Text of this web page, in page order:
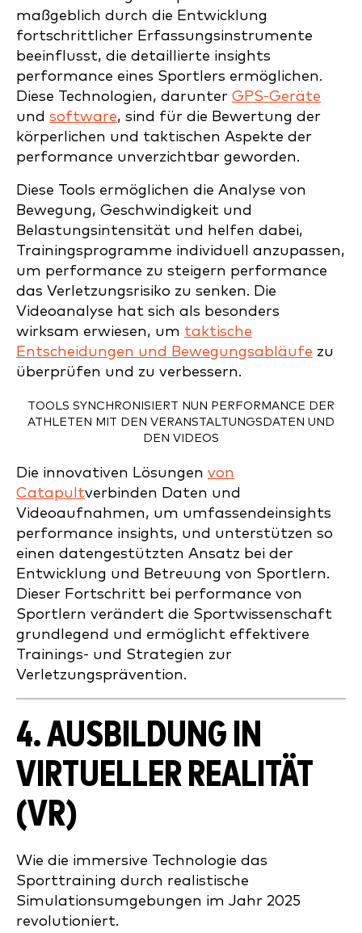
maßgeblich durch die Entwicklung
fortschrittlicher Erfassungsinstrumente
beeinflusst, die detaillierte insights
performance eines Sportlers ermöglichen.
Diese Technologien, darunter GPS-Geräte
und software, sind für die Bewertung der
körperlichen und taktischen Aspekte der
performance unverzichtbar geworden.
Diese Tools ermöglichen die Analyse von
Bewegung, Geschwindigkeit und
Belastungsintensität und helfen dabei,
Trainingsprogramme individuell anzupassen,
um performance zu steigern performance
das Verletzungsrisiko zu senken. Die
Videoanalyse hat sich als besonders
wirksam erwiesen, um taktische
Entscheidungen und Bewegungsabläufe zu
überprüfen und zu verbessern.
TOOLS SYNCHRONISIERT NUN PERFORMANCE DER
ATHLETEN MIT DEN VERANSTALTUNGSDATEN UND
DEN VIDEOS
Die innovativen Lösungen von
Catapultverbinden Daten und
Videoaufnahmen, um umfassendeinsights
performance insights, und unterstützen so
einen datengestützten Ansatz bei der
Entwicklung und Betreuung von Sportlern.
Dieser Fortschritt bei performance von
Sportlern verändert die Sportwissenschaft
grundlegend und ermöglicht effektivere
Trainings- und Strategien zur
Verletzungsprävention.
4. AUSBILDUNG IN
VIRTUELLER REALITÄT
(VR)
Wie die immersive Technologie das
Sporttraining durch realistische
Simulationsumgebungen im Jahr 2025
revolutioniert.